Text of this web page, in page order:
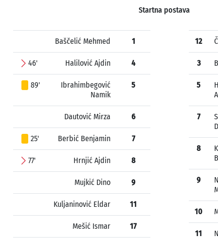
Startna postava
Baščelić Mehmed 1
46' Halilović Ajdin 4
89'
Ibrahimbegović
Namik
5
Dautović Mirza 6
25' Berbić Benjamin 7
77' Hrnjić Ajdin 8
Mujkić Dino 9
Kuljaninović Eldar 11
Mešić Ismar 17
12
3
5
7
8
9
10
11